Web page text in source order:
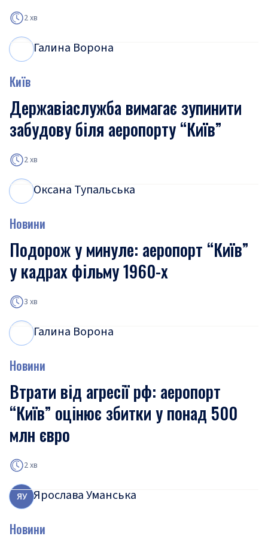
2 хв
Галина Ворона
Київ
Державіаслужба вимагає зупинити
забудову біля аеропорту “Київ”
2 хв
Оксана Тупальська
Новини
Подорож у минуле: аеропорт “Київ”
у кадрах фільму 1960-х
3 хв
Галина Ворона
Новини
Втрати від агресії рф: аеропорт
“Київ” оцінює збитки у понад 500
млн євро
2 хв
ЯУ Ярослава Уманська
Новини